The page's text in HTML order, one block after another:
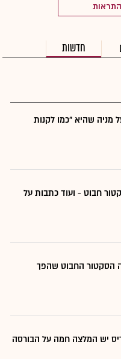
התראות
חדשות
שהיא "כמו לקנות
חבוט - ועוד כתבות על
הסקטור החבוט שהפך
יש המלצה חמה על הבורסה